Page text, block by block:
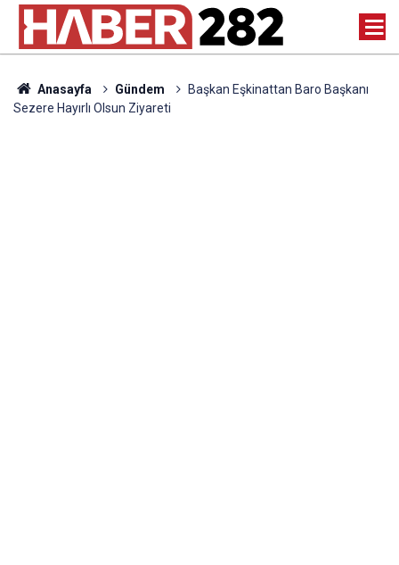
Anasayfa Gündem
Başkan Eşkinattan Baro Başkanı
Sezere Hayırlı Olsun Ziyareti